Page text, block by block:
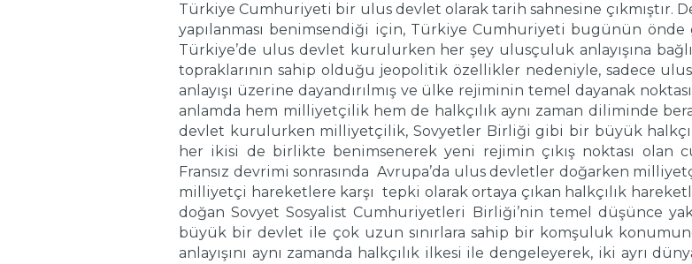
Türkiye Cumhuriyeti bir ulus devlet olarak tarih sahnesine çıkmıştır.
yapılanması benimsendiği için, Türkiye Cumhuriyeti bugünün önde
Türkiye’de ulus devlet kurulurken her şey ulusçuluk anlayışına
topraklarının sahip olduğu jeopolitik özellikler nedeniyle, sadece
anlayışı üzerine dayandırılmış ve ülke rejiminin temel dayanak
anlamda hem milliyetçilik hem de halkçılık aynı zaman diliminde
devlet kurulurken milliyetçilik, Sovyetler Birliği gibi bir büyük halkçı
her ikisi de birlikte benimsenerek yeni rejimin çıkış noktası olan
Fransız devrimi sonrasında Avrupa’da ulus devletler doğarken
milliyetçi hareketlere karşı tepki olarak ortaya çıkan halkçılık
doğan Sovyet Sosyalist Cumhuriyetleri Birliği’nin temel düşünce
büyük bir devlet ile çok uzun sınırlara sahip bir komşuluk
anlayışını aynı zamanda halkçılık ilkesi ile dengeleyerek, iki ayrı